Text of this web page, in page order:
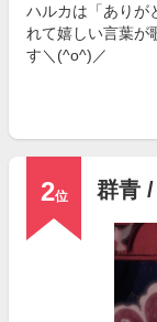
ハルカは「ありが
れて嬉しい言葉が
す＼(^o^)／
2位 群青